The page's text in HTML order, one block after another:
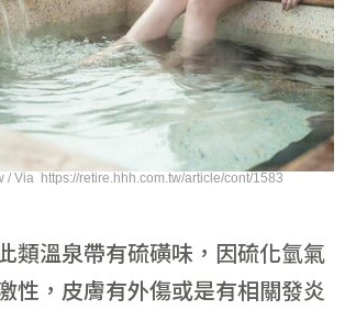
/ Via https://retire.hhh.com.tw/article/cont/1583
類溫泉帶有硫磺味，因硫化氫氣
性，皮膚有外傷或是有相關發炎